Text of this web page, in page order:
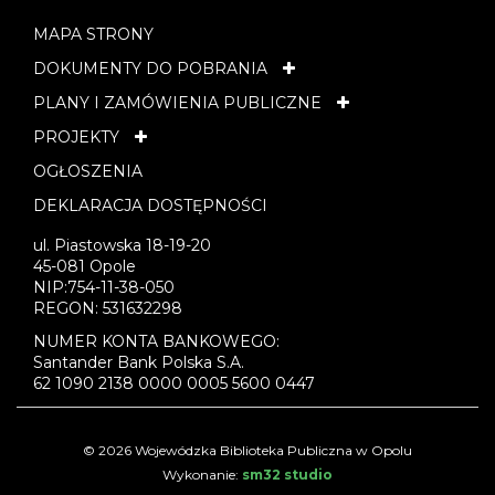
MAPA STRONY
DOKUMENTY DO POBRANIA
PLANY I ZAMÓWIENIA PUBLICZNE
PROJEKTY
OGŁOSZENIA
DEKLARACJA DOSTĘPNOŚCI
ul. Piastowska 18-19-20
45-081 Opole
NIP:754-11-38-050
REGON: 531632298
NUMER KONTA BANKOWEGO:
Santander Bank Polska S.A.
62 1090 2138 0000 0005 5600 0447
© 2026 Wojewódzka Biblioteka Publiczna w Opolu
Wykonanie: sm32 studio